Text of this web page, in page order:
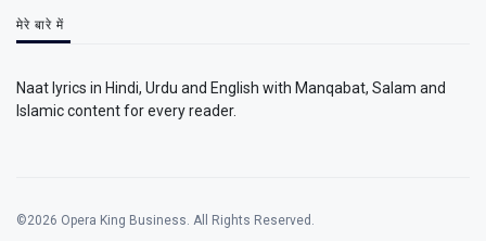
मेरे बारे में
Naat lyrics in Hindi, Urdu and English with Manqabat, Salam and
Islamic content for every reader.
©2026 Opera King Business. All Rights Reserved.